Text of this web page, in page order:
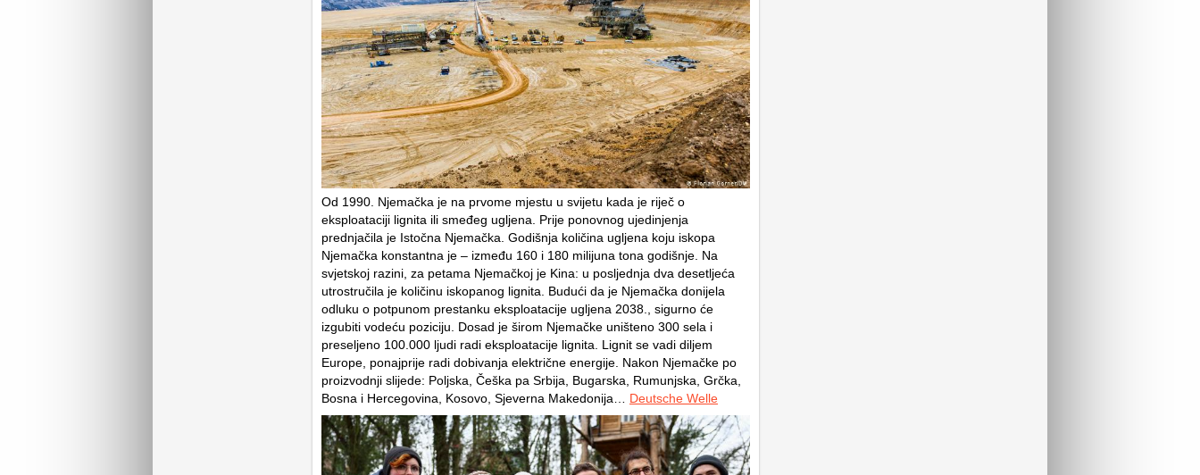
Od 1990. Njemačka je na prvome mjestu u svijetu kada je riječ o
eksploataciji lignita ili smeđeg ugljena. Prije ponovnog ujedinjenja
prednjačila je Istočna Njemačka. Godišnja količina ugljena koju iskopa
Njemačka konstantna je – između 160 i 180 milijuna tona godišnje. Na
svjetskoj razini, za petama Njemačkoj je Kina: u posljednja dva desetljeća
utrostručila je količinu iskopanog lignita. Budući da je Njemačka donijela
odluku o potpunom prestanku eksploatacije ugljena 2038., sigurno će
izgubiti vodeću poziciju. Dosad je širom Njemačke uništeno 300 sela i
preseljeno 100.000 ljudi radi eksploatacije lignita. Lignit se vadi diljem
Europe, ponajprije radi dobivanja električne energije. Nakon Njemačke po
proizvodnji slijede: Poljska, Češka pa Srbija, Bugarska, Rumunjska, Grčka,
Bosna i Hercegovina, Kosovo, Sjeverna Makedonija… Deutsche Welle